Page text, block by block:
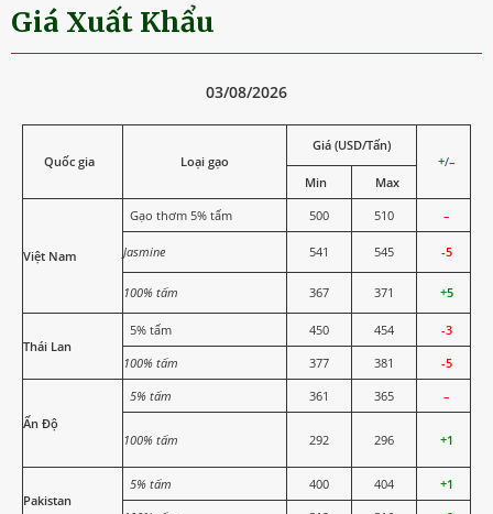
Giá Xuất Khẩu
03/08/2026
Quốc gia Loại gạo
Giá (USD/Tấn)
+/–
Min
Max
Việt Nam
Gạo thơm 5% tấm 500 510 –
Jasmine 541 545 -5
100% tấm 367 371 +5
Thái Lan
5% tấm 450 454
-3
100% tấm
377 381 -5
Ấn Độ
5% tấm 361 365 –
100% tấm 292 296 +1
Pakistan
5% tấm 400 404
+1